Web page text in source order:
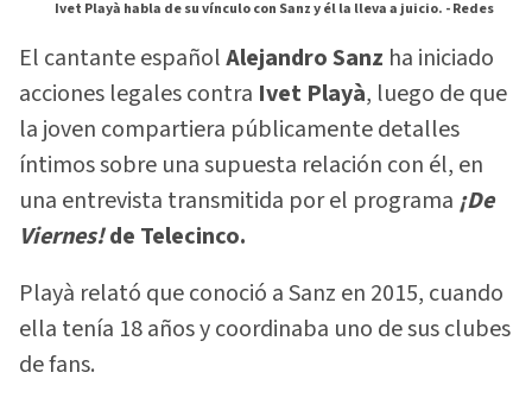
Ivet Playà habla de su vínculo con Sanz y él la lleva a juicio. -Redes
El cantante españolAlejandro Sanz ha iniciado
acciones legales contra Ivet Playà, luego de que
la joven compartiera públicamente detalles
íntimos sobre una supuesta relación con él, en
una entrevista transmitida por el programa ¡De
Viernes!de Telecinco.
Playà relató que conoció a Sanz en 2015, cuando
ella tenía 18 años y coordinaba uno de sus clubes
de fans.